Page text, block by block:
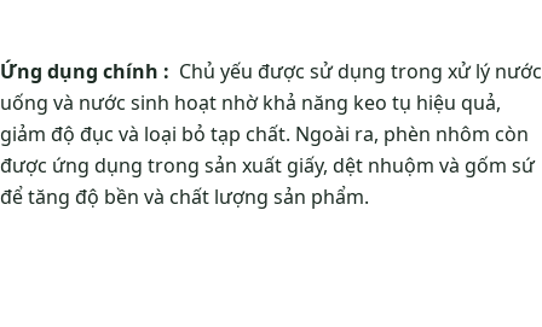
Ứng dụng chính : Chủ yếu được sử dụng trong xử lý nước
uống và nước sinh hoạt nhờ khả năng keo tụ hiệu quả,
giảm độ đục và loại bỏ tạp chất. Ngoài ra, phèn nhôm còn
được ứng dụng trong sản xuất giấy, dệt nhuộm và gốm sứ
để tăng độ bền và chất lượng sản phẩm.